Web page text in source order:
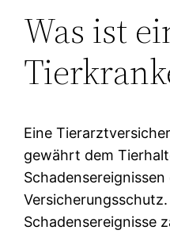
Was ist
Eine
gewährt dem
Schadensereignissen
Versicherungsschutz.
Schadensereignisse